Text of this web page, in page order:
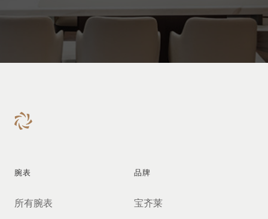
腕表
所有腕表
品牌
宝齐莱